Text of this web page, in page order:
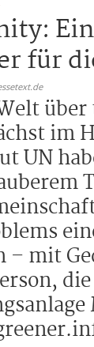
für
im
UN
– mit